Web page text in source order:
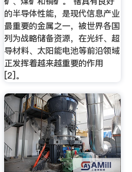
的半导体性能，是现代信息产业
最重要的金属之一，被世界各国
列为战略储备资源，在光纤、超
导材料、太阳能电池等前沿领域
正发挥着越来越重要的作用
[2]。